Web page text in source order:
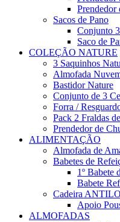
Prendedor
Sacos de Pano
Conjunto
Saco de
COLEÇÃO NATURE
3 Saquinhos
Almofada
Bastidor Nature
Conjunto de 3
Forra /
Pack 2 Fraldas
Prendedor de
ALIMENTAÇÃO
Almofada de
Babetes de
1º Babete
Babete
Cadeira
Apoio
ALMOFADAS